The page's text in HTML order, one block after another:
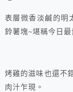
表層微香淡鹹的明
鈴薯塊~堪稱今日最
烤雞的滋味也還不
肉汁乍現。